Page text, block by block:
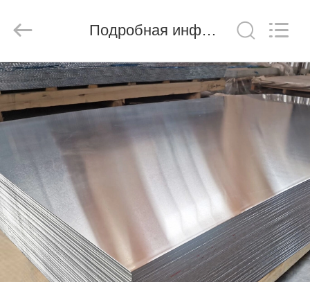
ДОМ
ТОВАРЫ
ВИДЕО
О
НАС
ТУР
Product
Co.,Ltd.
Подробная информация о продукте